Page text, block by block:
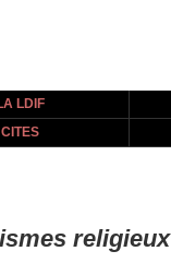
LDIF
CITES